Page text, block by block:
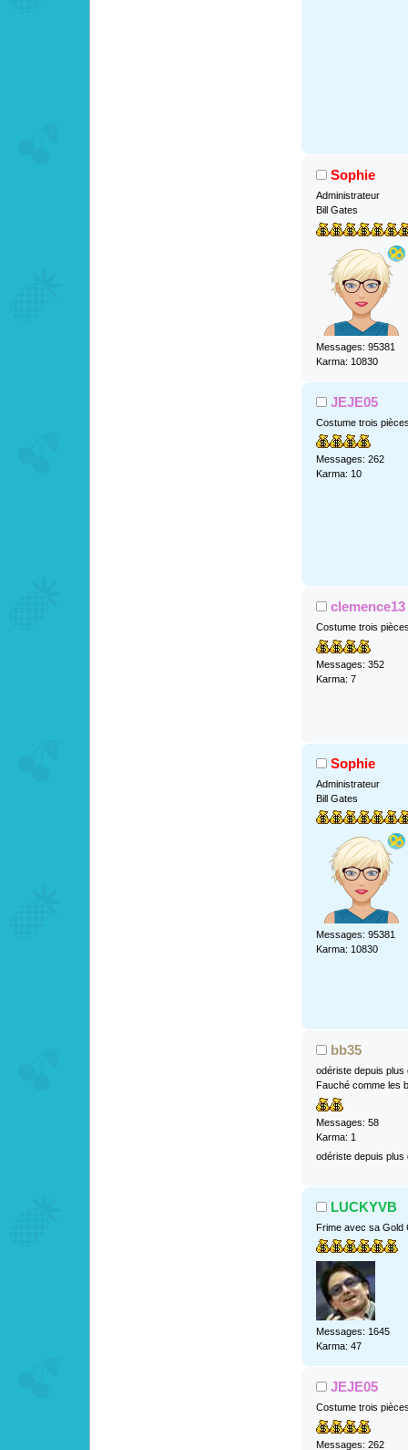
Sophie
Administrateur
Bill Gates
Messages: 95381
Karma: 10830
JEJE05
Costume trois
Messages: 262
Karma: 10
clemence13
Costume trois
Messages: 352
Karma: 7
Sophie
Administrateur
Bill Gates
Messages: 95381
Karma: 10830
bb35
odériste depuis plus
Fauché comme les
Messages: 58
Karma: 1
odériste depuis plus
LUCKYVB
Frime avec sa Gold
Messages: 1645
Karma: 47
JEJE05
Costume trois
Messages: 262